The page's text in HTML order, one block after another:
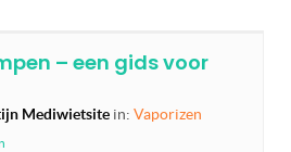
– een gids voor
Mediwietsite in: Vaporizen